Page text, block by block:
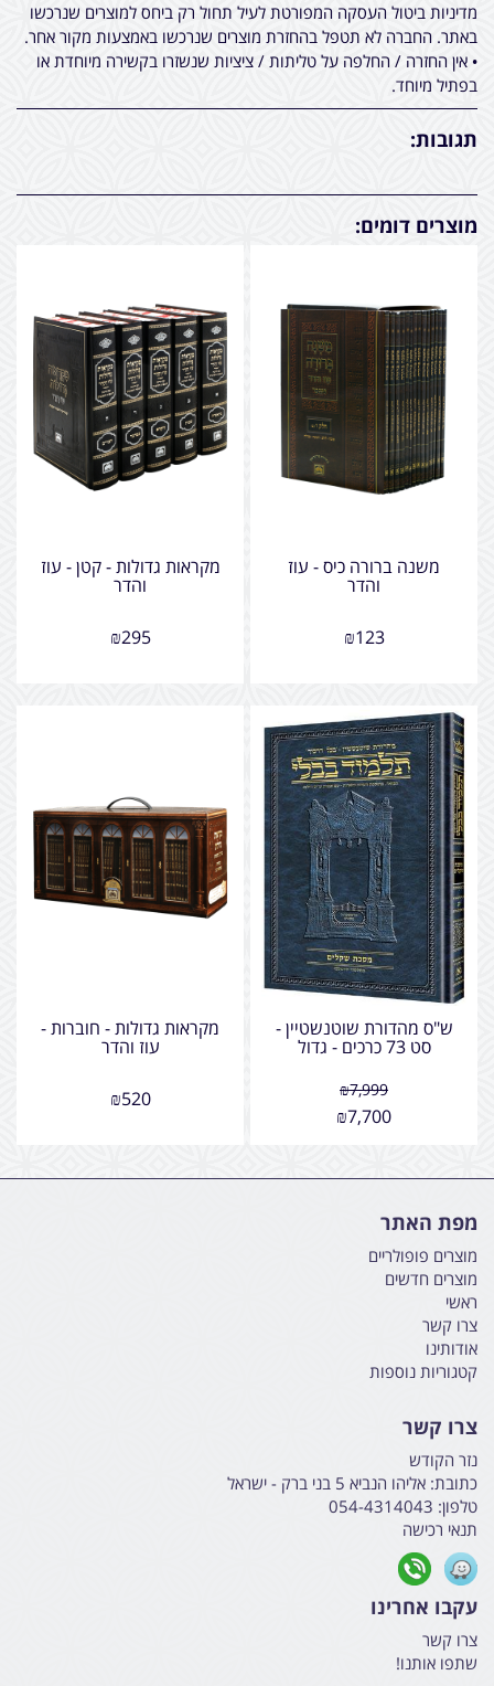
מדיניות ביטול העסקה המפורטת לעיל תחול רק ביחס למוצרים שנרכשו
באתר. החברה לא תטפל בהחזרת מוצרים שנרכשו באמצעות מקור אחר.
• אין החזרה / החלפה על טליתות / ציציות שנשזרו בקשירה מיוחדת או
בפתיל מיוחד.
תגובות:
מוצרים דומים:
משנה ברורה כיס - עוז
והדר
₪123
מקראות גדולות - קטן - עוז
והדר
₪295
ש"ס מהדורת שוטנשטיין -
סט 73 כרכים - גדול
₪7,999
₪7,700
מקראות גדולות - חוברות -
עוז והדר
₪520
מפת האתר
מוצרים פופולריים
מוצרים חדשים
ראשי
צרו קשר
אודותינו
קטגוריות נוספות
צרו קשר
נזר הקודש
כתובת: אליהו הנביא 5 בני ברק - ישראל
טלפון: 054-4314043
תנאי רכישה
עקבו אחרינו
צרו קשר
שתפו אותנו!